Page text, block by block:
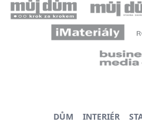
DŮM INTERIÉR